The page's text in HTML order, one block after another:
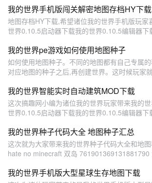
我的世界手机版闯关解密地图存档HY下载
地图存档HY下载,希望诸位我的世界手机版玩家
世界0.10.5启动器下载我的世界0.10.5编辑器下
我的世界pe游戏如何使用地图种子
如何使用地图种子。不同的地图都有自己专属
对应地图的种子之后,再创建世界。这时候玩家
我的世界智能实时自动建筑MOD下载
这次搞趣网小编为诸位我的世界玩家带来我的
世界0.10.5启动器下载我的世界0.10.5编辑器下
我的世界种子代码大全 地图种子汇总
这次就为大家带来我的世界种子代码大全和地
hate no minecraft 双岛 761901369131881790
我的世界手机版大型星球生存地图下载